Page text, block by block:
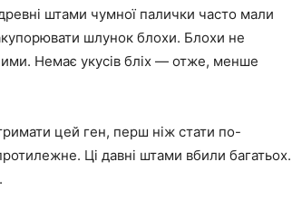
штами чумної палички часто мали
шлунок блохи. Блохи не
Немає укусів бліх — отже, менше
цей ген, перш ніж стати по-
Ці давні штами вбили багатьох.